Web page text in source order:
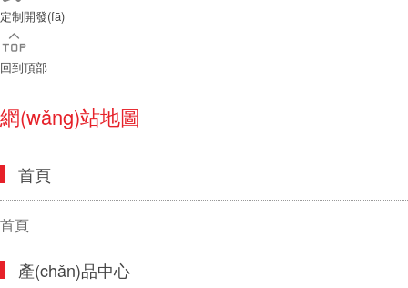
定制開發(fā)
回到頂部
網(wǎng)站地圖
首頁
首頁
產(chǎn)品中心